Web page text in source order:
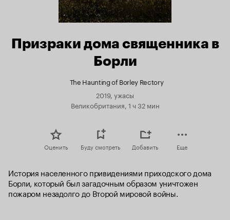
Призраки дома священника в
Борли
The Haunting of Borley Rectory
2019, ужасы
Великобритания, 1 ч 32 мин
Оценить Буду смотреть Добавить Еще
История населенного привидениями приходского дома
Борли, который был загадочным образом уничтожен
пожаром незадолго до Второй мировой войны.